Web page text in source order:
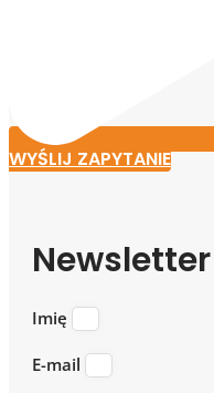
WYŚLIJ ZAPYTANIE
Newsletter
Imię
E-mail